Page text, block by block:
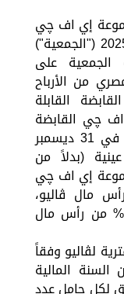
إي اف چي
القابضة المنعقدة بتاريخ 24 مايو 2025 ("الجمعية")
الجمعية على
جنيه مصري من الأرباح
القابلة
چي القابضة
المالية عن السنة المالية المنتهية في 31 ديسمبر
(بدلاً من
إي اف چي
مال ڤاليو،
وتمثل هذه الأسهم نسبة 20.488% من رأس مال
لڤاليو وفقاً
السنة المالية
ديسمبر 2024، ويحق لكل حامل عدد